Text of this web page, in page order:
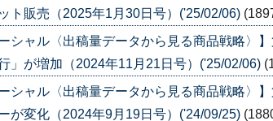
ト販売（2025年1月30日号）('25/02/06)
ーシャル〈出稿量データから見る商品戦略〉
」が増加（2024年11月21日号）('25/02/06)
ーシャル〈出稿量データから見る商品戦略〉
が変化（2024年9月19日号）('24/09/25)